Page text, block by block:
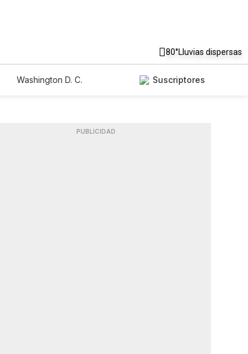
80°Lluvias dispersas
Washington D. C.
Suscriptores
PUBLICIDAD